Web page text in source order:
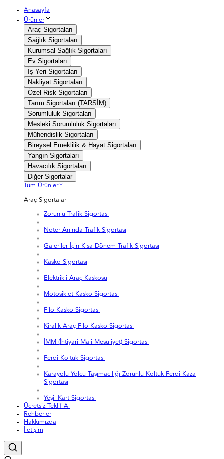
Anasayfa
Ürünler
Araç Sigortaları
Sağlık Sigortaları
Kurumsal Sağlık Sigortaları
Ev Sigortaları
İş Yeri Sigortaları
Nakliyat Sigortaları
Özel Risk Sigortaları
Tarım Sigortaları (TARSİM)
Sorumluluk Sigortaları
Mesleki Sorumluluk Sigortaları
Mühendislik Sigortaları
Bireysel Emeklilik & Hayat Sigortaları
Yangın Sigortaları
Havacılık Sigortaları
Diğer Sigortalar
Tüm Ürünler
Araç Sigortaları
Zorunlu Trafik Sigortası
Noter Anında Trafik Sigortası
Galeriler İçin Kısa Dönem Trafik Sigortası
Kasko Sigortası
Elektrikli Araç Kaskosu
Motosiklet Kasko Sigortası
Filo Kasko Sigortası
Kiralık Araç Filo Kasko Sigortası
İMM (İhtiyari Mali Mesuliyet) Sigortası
Ferdi Koltuk Sigortası
Karayolu Yolcu Taşımacılığı Zorunlu Koltuk Ferdi Kaza
Sigortası
Yeşil Kart Sigortası
Ücretsiz Teklif Al
Rehberler
Hakkımızda
İletişim